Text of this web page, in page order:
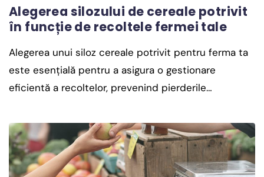
Alegerea silozului de cereale potrivit
în funcție de recoltele fermei tale
Alegerea unui siloz cereale potrivit pentru ferma ta
este esențială pentru a asigura o gestionare
eficientă a recoltelor, prevenind pierderile…